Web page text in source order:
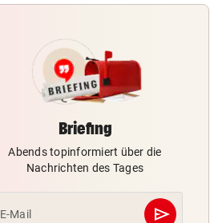
Briefing
Abends topinformiert über die
Nachrichten des Tages
E-Mail send
Abschicken